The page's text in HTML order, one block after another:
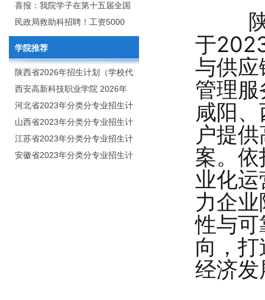
2020年年终总结暨表彰网络视频
会
团举行校企合作签约仪式
喜报：我院学子在第十五届全国
大学生广告艺术大赛（大广
赛）、第十一届未来设计师.高校
数字艺术设计大赛（NCDA）国
赛中喜获佳绩
民政局救助科招聘！工资5000
元/月
学院推荐
陕西省2026年招生计划（学校代
码：8103）
西安高新科技职业学院 2026年
招生章程
河北省2023年分类分专业招生计
划（院校代号：1889）
山西省2023年分类分专业招生计
划（院校代号：5560）
江苏省2023年分类分专业招生计
划（院校代号：8931）
安徽省2023年分类分专业招生计
于
与供
管理
咸阳
户提
案。
业化
力企
性与
向，
经济